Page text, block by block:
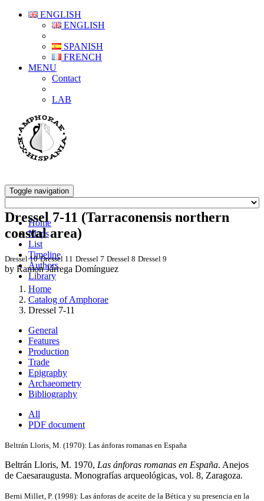
ENGLISH
ENGLISH
SPANISH
FRENCH
MENU
Contact
LAB
Toggle navigation
Home
Maps
List
Timeline
Authors
Library
Dressel 7-11 (Tarraconensis northern
coastal area)
Dressel 10 Dressel 11 Dressel 7 Dressel 8 Dressel 9
by Ramon Járrega Domínguez
Home
Catalog of Amphorae
Dressel 7-11
General
Features
Production
Trade
Epigraphy
Archaeometry
Bibliography
All
PDF document
Beltrán Lloris, M. (1970): Las ánforas romanas en España
Beltrán Lloris, M. 1970, Las ánforas romanas en España. Anejos
de Caesaraugusta. Monografías arqueológicas, vol. 8, Zaragoza.
Berni Millet, P. (1998): Las ánforas de aceite de la Bética y su presencia en la